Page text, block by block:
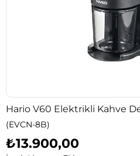
Hario V60 Elektrikli Kahve
(EVCN-8B)
₺13.900,00